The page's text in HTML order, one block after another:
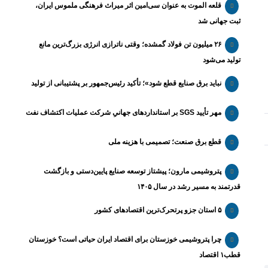
قلعه الموت به عنوان سی‌امین اثر میراث‌ فرهنگی ملموس ایران،
ثبت جهانی شد
۲۶ میلیون تن فولاد گمشده؛ وقتی ناترازی انرژی بزرگ‌ترین مانع
تولید می‌شود
نباید برق صنایع قطع شود»؛ تأکید رئیس‌جمهور بر پشتیبانی از تولید
مهر تأیید SGS بر استانداردهای جهانیِ شرکت عملیات اکتشاف نفت
قطع برق صنعت؛ تصمیمی با هزینه ملی
پتروشیمی مارون؛ پیشتاز توسعه صنایع پایین‌دستی و بازگشت
قدرتمند به مسیر رشد در سال ۱۴۰۵
۵ استان جزو پرتحرک‌ترین اقتصاد‌های کشور
چرا پتروشیمی خوزستان برای اقتصاد ایران حیاتی است؟ خوزستان
قطب۱ اقتصاد